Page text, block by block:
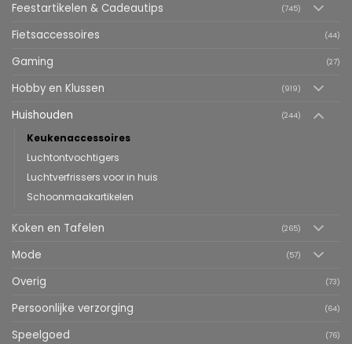
Feestartikelen & Cadeautips (745)
Fietsaccessoires (44)
Gaming (27)
Hobby en Klussen (919)
Huishouden (244)
Keukenaccessoires
Luchtontvochtigers
Luchtverfrissers voor in huis
Schoonmaakartikelen
Koken en Tafelen (265)
Mode (57)
Overig (73)
Persoonlijke verzorging (64)
Speelgoed (76)